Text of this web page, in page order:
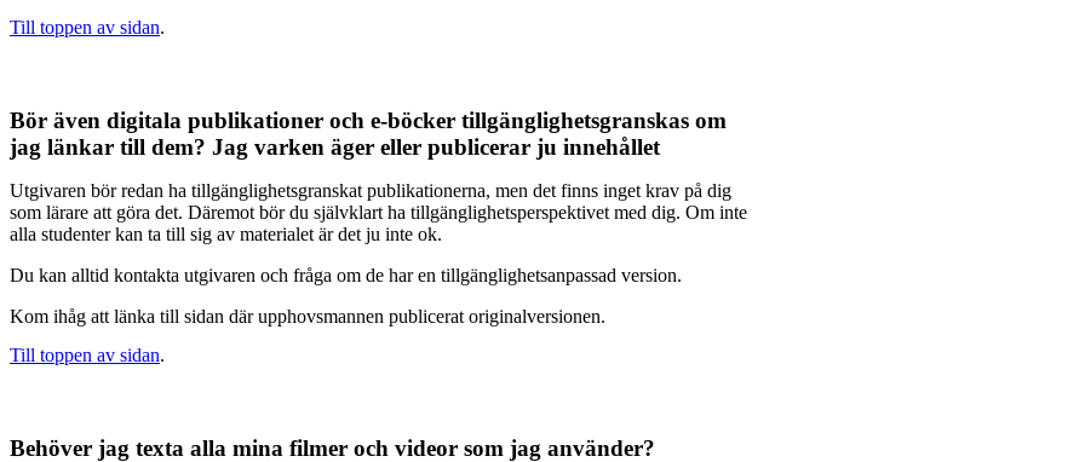
Till toppen av sidan.
Bör även digitala publikationer och e-böcker tillgänglighetsgranskas om
jag länkar till dem? Jag varken äger eller publicerar ju innehållet
Utgivaren bör redan ha tillgänglighetsgranskat publikationerna, men det finns inget krav på dig
som lärare att göra det. Däremot bör du självklart ha tillgänglighetsperspektivet med dig. Om inte
alla studenter kan ta till sig av materialet är det ju inte ok.
Du kan alltid kontakta utgivaren och fråga om de har en tillgänglighetsanpassad version.
Kom ihåg att länka till sidan där upphovsmannen publicerat originalversionen.
Till toppen av sidan.
Behöver jag texta alla mina filmer och videor som jag använder?